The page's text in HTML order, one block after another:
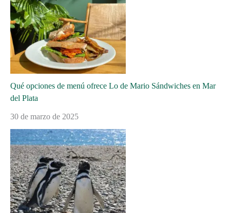
Qué opciones de menú ofrece Lo de Mario Sándwiches en Mar
del Plata
30 de marzo de 2025